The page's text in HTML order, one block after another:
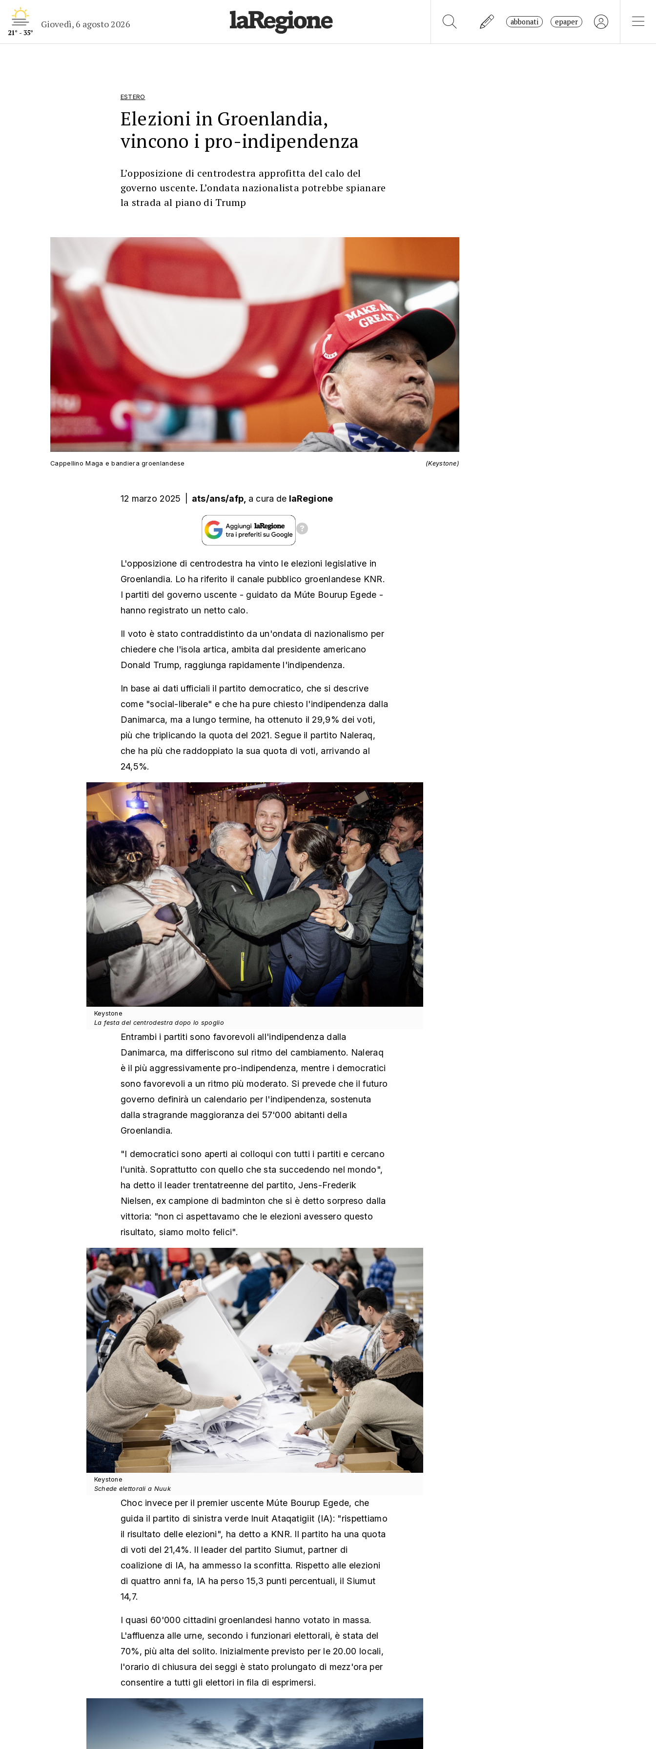
21° - 35°
Giovedì, 6 agosto 2026 abbonati epaper
ESTERO
Elezioni in Groenlandia,
vincono i pro-indipendenza
L’opposizione di centrodestra approfitta del calo del
governo uscente. L’ondata nazionalista potrebbe spianare
la strada al piano di Trump
Cappellino Maga e bandiera groenlandese (Keystone)
12 marzo 2025 ats/ans/afp, a cura de laRegione
L'opposizione di centrodestra ha vinto le elezioni legislative in
Groenlandia. Lo ha riferito il canale pubblico groenlandese KNR.
I partiti del governo uscente - guidato da Múte Bourup Egede -
hanno registrato un netto calo.
Il voto è stato contraddistinto da un'ondata di nazionalismo per
chiedere che l'isola artica, ambita dal presidente americano
Donald Trump, raggiunga rapidamente l'indipendenza.
In base ai dati ufficiali il partito democratico, che si descrive
come "social-liberale" e che ha pure chiesto l'indipendenza dalla
Danimarca, ma a lungo termine, ha ottenuto il 29,9% dei voti,
più che triplicando la quota del 2021. Segue il partito Naleraq,
che ha più che raddoppiato la sua quota di voti, arrivando al
24,5%.
Keystone
La festa del centrodestra dopo lo spoglio
Entrambi i partiti sono favorevoli all'indipendenza dalla
Danimarca, ma differiscono sul ritmo del cambiamento. Naleraq
è il più aggressivamente pro-indipendenza, mentre i democratici
sono favorevoli a un ritmo più moderato. Si prevede che il futuro
governo definirà un calendario per l'indipendenza, sostenuta
dalla stragrande maggioranza dei 57'000 abitanti della
Groenlandia.
"I democratici sono aperti ai colloqui con tutti i partiti e cercano
l'unità. Soprattutto con quello che sta succedendo nel mondo",
ha detto il leader trentatreenne del partito, Jens-Frederik
Nielsen, ex campione di badminton che si è detto sorpreso dalla
vittoria: "non ci aspettavamo che le elezioni avessero questo
risultato, siamo molto felici".
Keystone
Schede elettorali a Nuuk
Choc invece per il premier uscente Múte Bourup Egede, che
guida il partito di sinistra verde Inuit Ataqatigiit (IA): "rispettiamo
il risultato delle elezioni", ha detto a KNR. Il partito ha una quota
di voti del 21,4%. Il leader del partito Siumut, partner di
coalizione di IA, ha ammesso la sconfitta. Rispetto alle elezioni
di quattro anni fa, IA ha perso 15,3 punti percentuali, il Siumut
14,7.
I quasi 60'000 cittadini groenlandesi hanno votato in massa.
L'affluenza alle urne, secondo i funzionari elettorali, è stata del
70%, più alta del solito. Inizialmente previsto per le 20.00 locali,
l'orario di chiusura dei seggi è stato prolungato di mezz'ora per
consentire a tutti gli elettori in fila di esprimersi.